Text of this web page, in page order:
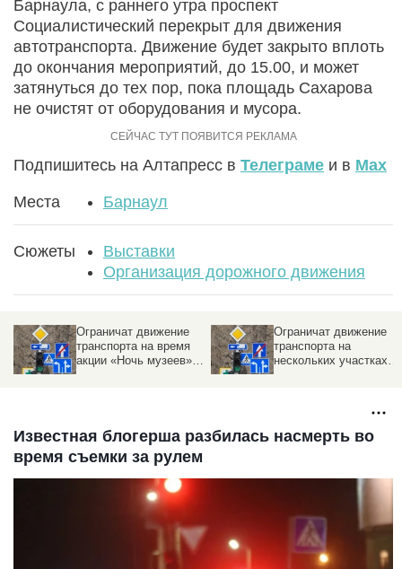
Барнаула, с раннего утра проспект
Социалистический перекрыт для движения
автотранспорта. Движение будет закрыто вплоть
до окончания мероприятий, до 15.00, и может
затянуться до тех пор, пока площадь Сахарова
не очистят от оборудования и мусора.
Подпишитесь на Алтапресс в Телеграме и в Max
Места Барнаул
Сюжеты
Выставки
Организация дорожного движения
Ограничат движение
транспорта на
нескольких участках
Где будет перекрыто
движение всех видов
транспорта в
Известная блогерша разбилась насмерть во
время съемки за рулем